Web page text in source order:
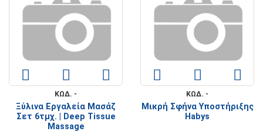
ΚΩΔ. -
Ξύλινα Εργαλεία Μασάζ
Σετ 6τμχ. | Deep Tissue
Massage
ΚΩΔ. -
Μικρή Σφήνα Υποστήριξης
Habys